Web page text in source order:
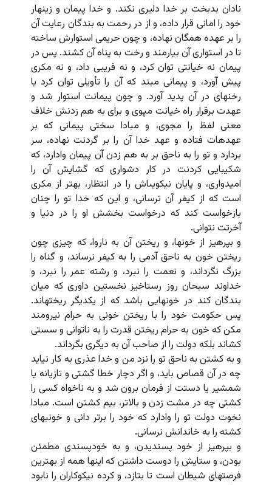
نادان بدبخت بر خدا دلیرى نکند. و خدا پیمان و زینهار
خود را امانى قرار داده، و از در رحمت به بندگان رعایت آن
را بر عهده همگان نهاده، و چون حریمى استوارش ساخته
تا در استوارى آن بیارمند و رخت به پناه آن کشند. پس در
پیمان نه خیانتى توان کرد، و نه فریبى داد، و نه مکرى
پیش آورد، و پیمانى مبند که آن را تأویلى توان کرد یا
رخنه‏اى در آن پدید آورد. و چون پیمانت استوار شد و
عهدت برقرار راه خیانت مپوى و براى به هم زدنش خلاف
معنى لفظ را مجوى، و مبادا سختى پیمانى که بر
عهده‏ات فتاده و عهد خدا آن را بر گردنت نهاده، سر
بردارد و تو را به ناحق بر به هم زدن آن پیمان وادارد، که
شکیبایى کردنت در کار دشوارى که گشایش آن را
امیدوارى، و پایان نیکویى‏اش را در انتظار، بهتر از مکرى
است که از کیفر آن ترسانى، و این که خدا تو را چنان
بازخواست کند که درخواست بخشش او را در دنیا و
آخرتت نتوانى.
و بپرهیز از خونها، و ریختن آن به ناروا، که چیزى چون
ریختن خون به ناحق آدمى را به کیفر نرساند، و گناه را
بزرگ نگرداند، و نعمت را نبرد، و رشته عمر را نبرد، و
خداوند سبحان روز رستاخیز نخستین داورى که میان
بندگان کند در خونهایى باشد که از یکدیگر ریخته‏اند.
پس حکومت خود را با ریختن خونى به حرام نیرومند
مکن که خون به حرام ریختن قدرت را به ناتوانى و سستى
کشاند بلکه دولت را از صاحب آن به دیگرى بگرداند.
و به کشتن به ناحق تو را نزد من و خدا عذرى به کار نیاید
چه در آن قصاص باید، و اگر دچار خطا گشتى و تازیانه یا
شمشیر یا دستت از فرمان برون شد و به ناخواه کسى را
کشتى چه در مشت زدن و بالاتر، بیم کشتن است. مبادا
نخوت دولت تو را وادارد که خود را برتر دانى و خونبهاى
کشته را به خاندانش نرسانى.
و بپرهیز از خود پسندیدن، و به خودپسندى مطمئن
بودن، و ستایش را دوست داشتن که اینها همه از بهترین
فرصتهاى شیطان است تا بتازد، و کرده نیکوکاران را نابود